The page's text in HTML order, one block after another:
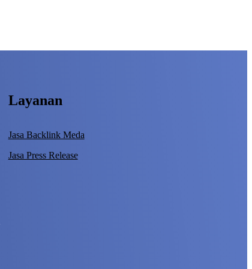
Layanan
Jasa Backlink Meda
Jasa Press Release